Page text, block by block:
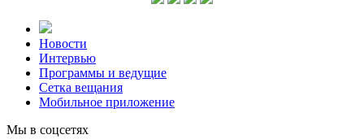
Новости
Интервью
Программы и ведущие
Сетка вещания
Мобильное приложение
Мы в соцсетях